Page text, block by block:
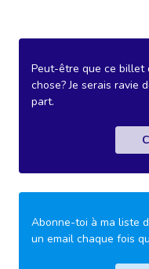
Peut-être que ce billet
chose? Je serais ravie
part.
Abonne-toi à ma liste
un email chaque fois